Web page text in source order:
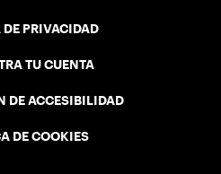
DE PRIVACIDAD
TU CUENTA
DE ACCESIBILIDAD
DE COOKIES